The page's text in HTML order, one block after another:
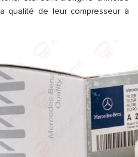
qualité de leur compresseur à